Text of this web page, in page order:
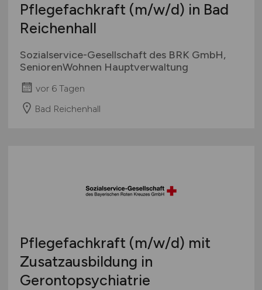
International
Pflegefachkraft (m/w/d) in Bad
Reichenhall
Sozialservice-Gesellschaft des BRK GmbH,
SeniorenWohnen Hauptverwaltung
vor 6 Tagen
Bad Reichenhall
Pflegefachkraft (m/w/d) mit
Zusatzausbildung in
Gerontopsychiatrie